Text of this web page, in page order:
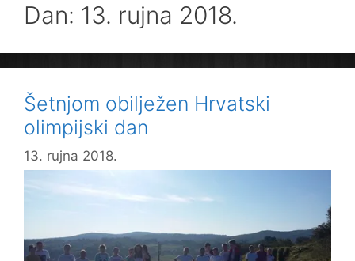
Dan: 13. rujna 2018.
Šetnjom obilježen Hrvatski
olimpijski dan
13. rujna 2018.